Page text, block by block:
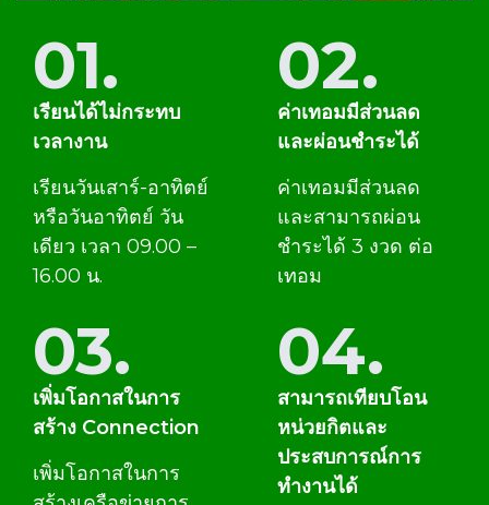
01.
เรียนได้ไม่กระทบ
เวลางาน
เรียนวันเสาร์-อาทิตย์
หรือวันอาทิตย์ วัน
เดียว เวลา 09.00 –
16.00 น.
02.
ค่าเทอมมีส่วนลด
และผ่อนชำระได้
ค่าเทอมมีส่วนลด
และสามารถผ่อน
ชำระได้ 3 งวด ต่อ
เทอม
03.
เพิ่มโอกาสในการ
สร้าง Connection
เพิ่มโอกาสในการ
04.
สามารถเทียบโอน
หน่วยกิตและ
ประสบการณ์การ
ทำงานได้